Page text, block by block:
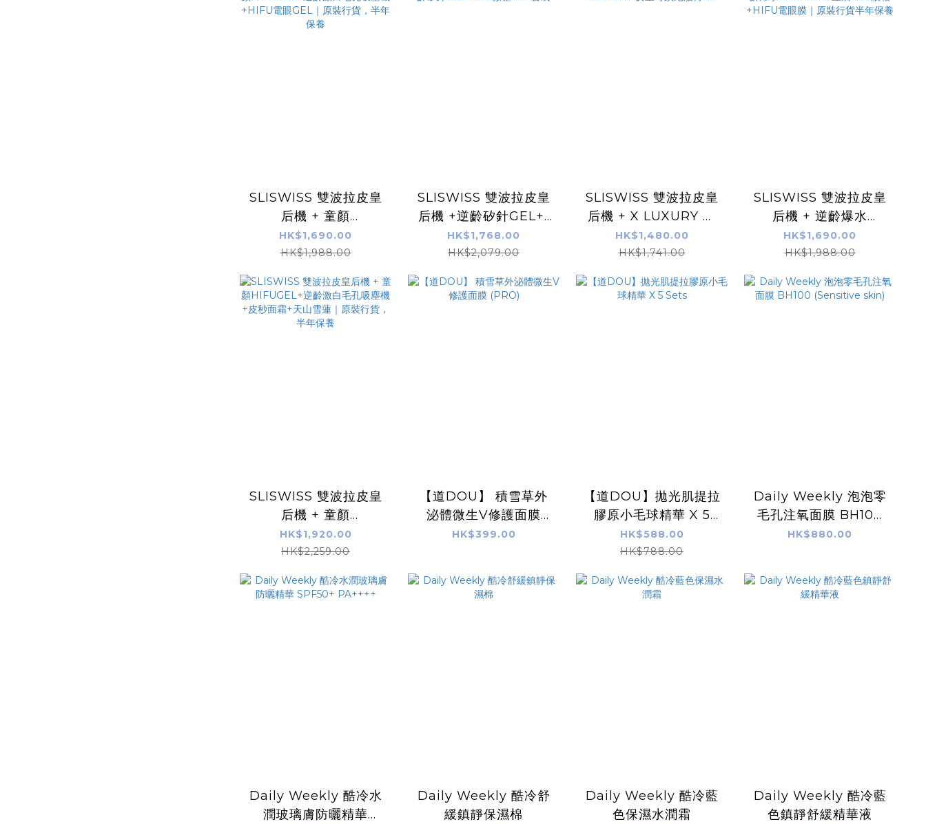
SLISWISS 雙波拉皮皇
后機 + 童顏
HIFUGEL+逆齡激白毛
孔吸塵機+HIFU電眼
保養
HK$1,690.00
HK$1,988.00
SLISWISS 雙波拉皮皇
后機 +逆齡矽針GEL+1
＋2微整Hifu套裝
HK$1,768.00
HK$2,079.00
SLISWISS 雙波拉皮皇
后機 + X LUXURY 女
皇奇蹟甩脂膏x2
HK$1,480.00
HK$1,741.00
SLISWISS 雙波拉皮皇
后機 + 逆齡爆水
GEL+No.8 皇后Hifu眼
霜 +HIFU電眼膜｜原裝
HK$1,690.00
HK$1,988.00
SLISWISS 雙波拉皮皇
后機 + 童顏
HIFUGEL+逆齡激白毛
孔吸塵機+皮秒面霜+天
年保養
HK$1,920.00
HK$2,259.00
【道DOU】 積雪草外
泌體微生V修護面膜
(PRO)
HK$399.00
【道DOU】拋光肌提拉
膠原小毛球精華 X 5
Sets
HK$588.00
HK$788.00
Daily Weekly 泡泡零
毛孔注氧面膜 BH100
(Sensitive skin)
HK$880.00
Daily Weekly 酷冷水
潤玻璃膚防曬精華
Daily Weekly 酷冷舒
緩鎮靜保濕棉
Daily Weekly 酷冷藍
色保濕水潤霜
Daily Weekly 酷冷藍
色鎮靜舒緩精華液